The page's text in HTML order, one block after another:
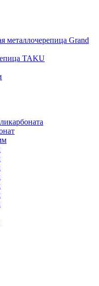
металлочерепица Grand
TAKU